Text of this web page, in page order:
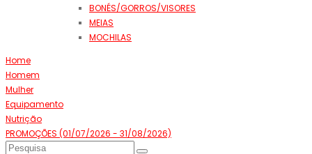
BONÉS/GORROS/VISORES
MEIAS
MOCHILAS
Home
Homem
Mulher
Equipamento
Nutrição
PROMOÇÕES (01/07/2026 - 31/08/2026)